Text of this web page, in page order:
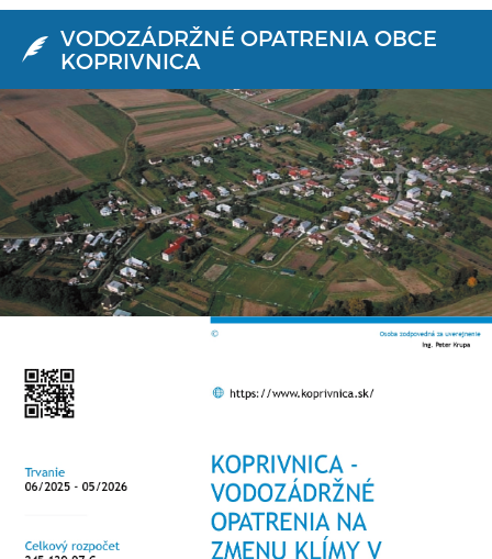
VODOZÁDRŽNÉ OPATRENIA OBCE
KOPRIVNICA